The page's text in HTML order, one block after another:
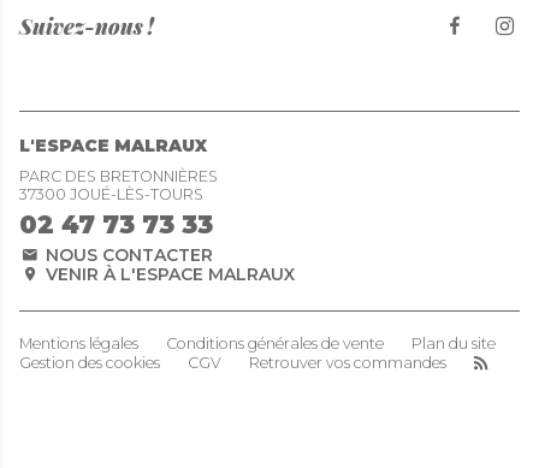
Suivez-nous !
L'ESPACE MALRAUX
PARC DES BRETONNIÈRES
37300 JOUÉ-LÈS-TOURS
02 47 73 73 33
NOUS CONTACTER
VENIR À L'ESPACE MALRAUX
Mentions légales Conditions générales de vente
Plan du site
Gestion des cookies
CGV Retrouver vos commandes